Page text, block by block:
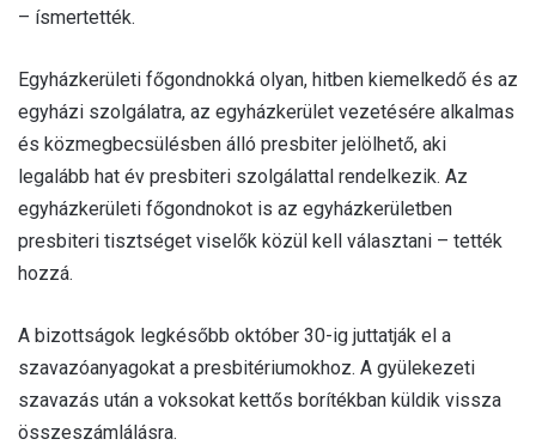
– ísmertették.
Egyházkerületi főgondnokká olyan, hitben kiemelkedő és az
egyházi szolgálatra, az egyházkerület vezetésére alkalmas
és közmegbecsülésben álló presbiter jelölhető, aki
legalább hat év presbiteri szolgálattal rendelkezik. Az
egyházkerületi főgondnokot is az egyházkerületben
presbiteri tisztséget viselők közül kell választani – tették
hozzá.
A bizottságok legkésőbb október 30-ig juttatják el a
szavazóanyagokat a presbitériumokhoz. A gyülekezeti
szavazás után a voksokat kettős borítékban küldik vissza
összeszámlálásra.